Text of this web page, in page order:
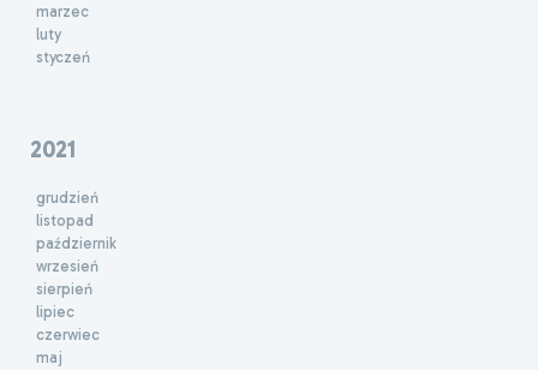
marzec
luty
styczeń
2021
grudzień
listopad
październik
wrzesień
sierpień
lipiec
czerwiec
maj